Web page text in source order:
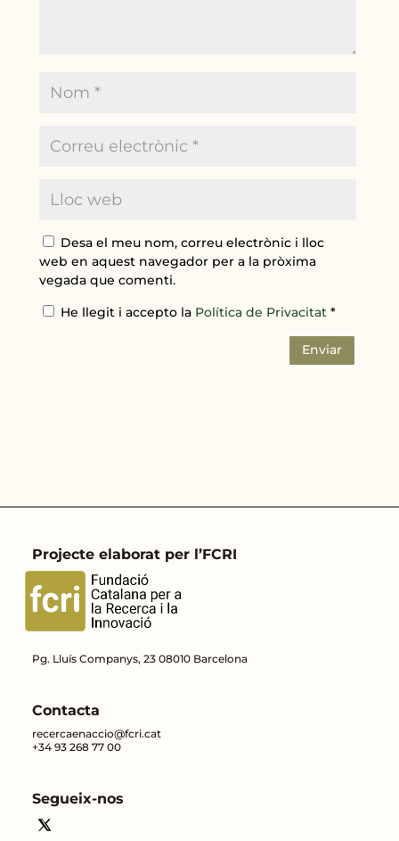
Desa el meu nom, correu electrònic i lloc
web en aquest navegador per a la pròxima
vegada que comenti.
He llegit i accepto la Política de Privacitat*
Enviar
Projecte elaborat per l’FCRI
Pg. Lluís Companys, 23 08010 Barcelona
Contacta
recercaenaccio@fcri.cat
+34 93 268 77 00
Segueix-nos